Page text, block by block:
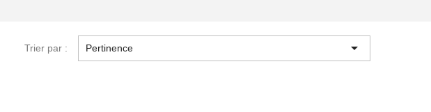
Trier par : Pertinence 